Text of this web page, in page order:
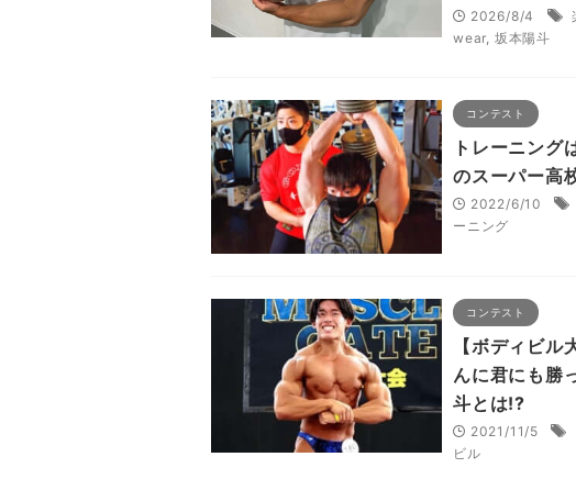
2026/8/4
wear, 坂本陽斗
コンテスト
トレーニング
のスーパー高
2022/6/10
ーニング
コンテスト
【ボディビ
んに君にも勝
斗とは!?
2021/11/5
ビル